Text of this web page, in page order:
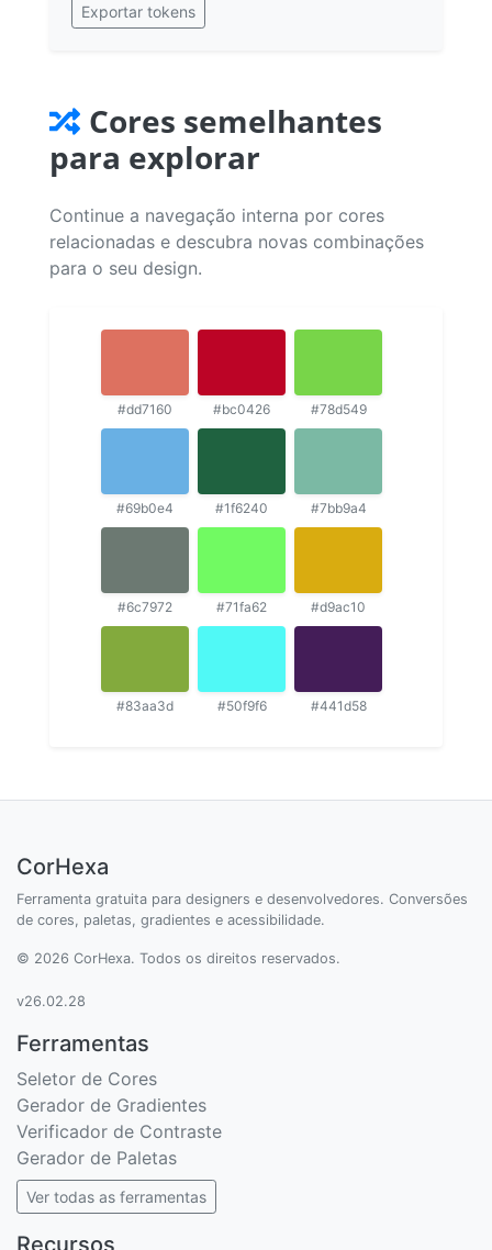
Exportar tokens
Cores semelhantes
para explorar
Continue a navegação interna por cores
relacionadas e descubra novas combinações
para o seu design.
#dd7160 #bc0426 #78d549
#69b0e4 #1f6240 #7bb9a4
#6c7972 #71fa62 #d9ac10
#83aa3d #50f9f6 #441d58
CorHexa
Ferramenta gratuita para designers e desenvolvedores. Conversões
de cores, paletas, gradientes e acessibilidade.
© 2026 CorHexa. Todos os direitos reservados.
v26.02.28
Ferramentas
Seletor de Cores
Gerador de Gradientes
Verificador de Contraste
Gerador de Paletas
Ver todas as ferramentas
Recursos